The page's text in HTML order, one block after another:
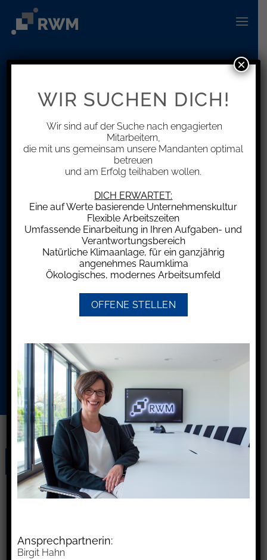
Inhalt
springen
Info Center
Neuigkeiten rund um das Thema
Steuern und Wirtschaft
akzeptiere dieDatenschutzerklärung.
Jan.
WIR SUCHEN DICH!
Wir sind auf der Suche nach engagierten
Mitarbeitern,
die mit uns gemeinsam unsere Mandanten optimal
betreuen
und am Erfolg teilhaben wollen.
DICH ERWARTET:
Eine auf Werte basierende Unternehmenskultur
Flexible Arbeitszeiten
Umfassende Einarbeitung in Ihren Aufgaben- und
Verantwortungsbereich
Natürliche Klimaanlage, für ein ganzjährig
angenehmes Raumklima
Ökologisches, modernes Arbeitsumfeld
OFFENE STELLEN
Ansprechpartnerin:
Birgit Hahn
×